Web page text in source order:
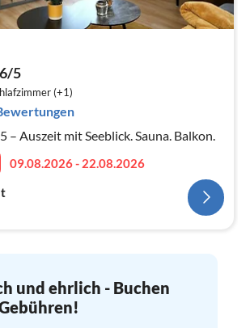
5
(+1)
– Auszeit mit Seeblick. Sauna. Balkon.
09.08.2026 - 22.08.2026
und ehrlich - Buchen